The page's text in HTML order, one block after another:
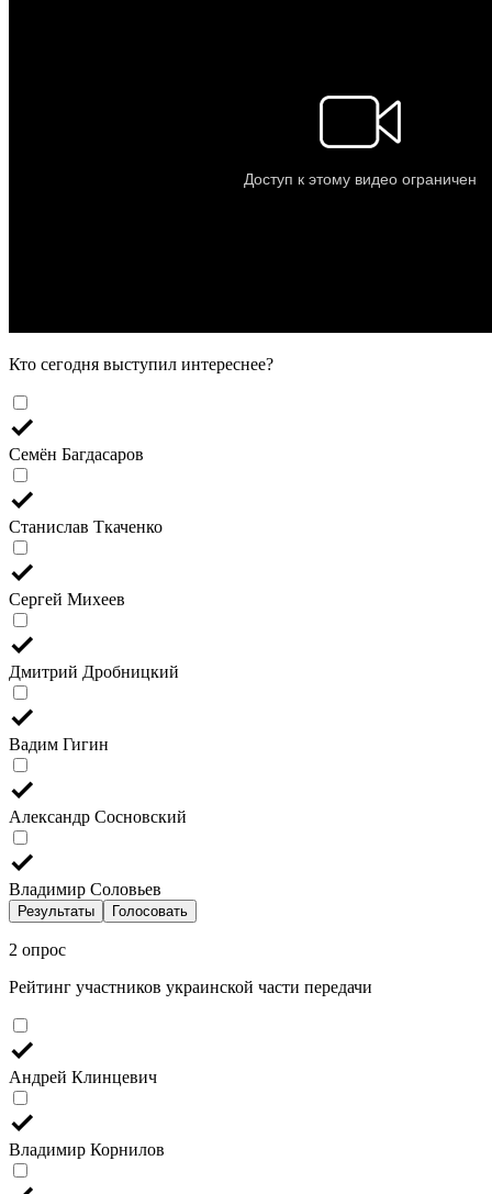
Кто сегодня выступил интереснее?
Семён Багдасаров
Станислав Ткаченко
Сергей Михеев
Дмитрий Дробницкий
Вадим Гигин
Александр Сосновский
Владимир Соловьев
Результаты Голосовать
2 опрос
Рейтинг участников украинской части передачи
Андрей Клинцевич
Владимир Корнилов